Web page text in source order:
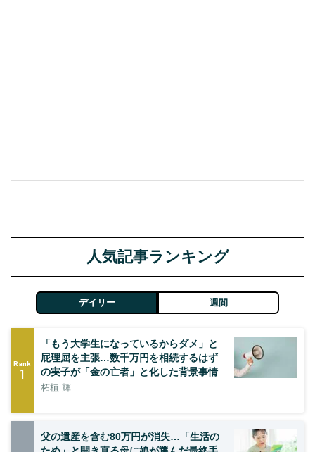
人気記事ランキング
デイリー 週間
Rank
1
「もう大学生になっているからダメ」と
屁理屈を主張…数千万円を相続するはず
の実子が「金の亡者」と化した背景事情
柘植 輝
父の遺産を含む80万円が消失…「生活の